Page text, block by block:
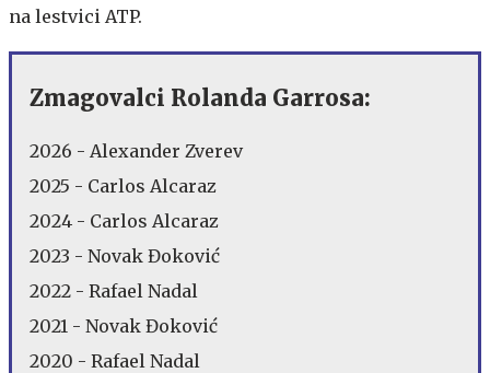
na lestvici ATP.
Zmagovalci Rolanda Garrosa:
2026 - Alexander Zverev
2025 - Carlos Alcaraz
2024 - Carlos Alcaraz
2023 - Novak Đoković
2022 - Rafael Nadal
2021 - Novak Đoković
2020 - Rafael Nadal